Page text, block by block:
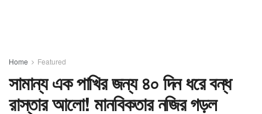
Home Featured
সামান্য এক পাখির জন্য ৪০ দিন ধরে বন্ধ
রাস্তার আলো! মানবিকতার নজির গড়ল